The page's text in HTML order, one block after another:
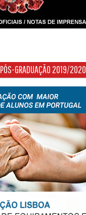
PÓS-GRADUAÇÃO 2019/2020